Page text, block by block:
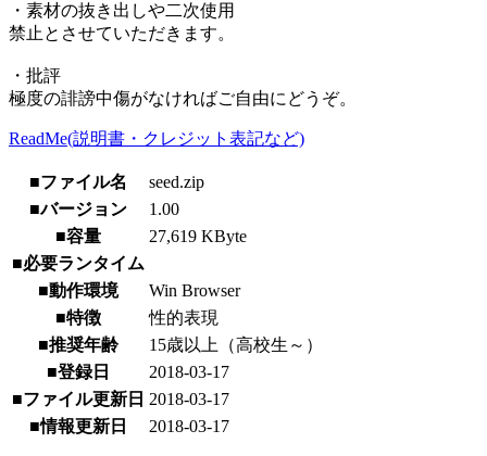
・素材の抜き出しや二次使用
禁止とさせていただきます。
・批評
極度の誹謗中傷がなければご自由にどうぞ。
ReadMe(説明書・クレジット表記など)
■ファイル名
seed.zip
■バージョン
1.00
■容量
27,619 KByte
■必要ランタイム
■動作環境
Win Browser
■特徴
性的表現
■推奨年齢
15歳以上（高校生～）
■登録日
2018-03-17
■ファイル更新日 2018-03-17
■情報更新日
2018-03-17